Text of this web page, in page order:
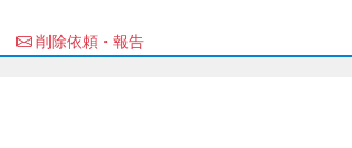
削除依頼・報告